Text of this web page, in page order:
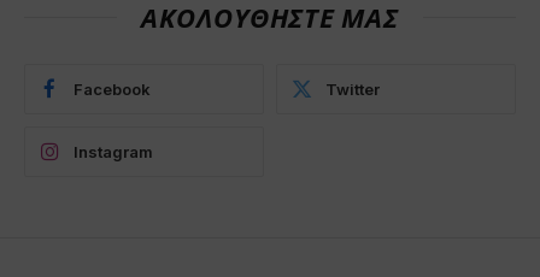
ΑΚΟΛΟΥΘΗΣΤΕ ΜΑΣ
Facebook Twitter
Instagram